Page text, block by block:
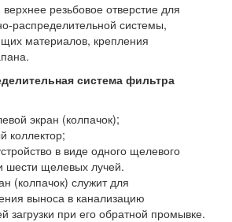
резьбовое отверстие для
распределительной системы,
материалов, крепления
система фильтра
экран (колпачок);
коллектор;
в виде одного щелевого
шести щелевых лучей.
(колпачок) служит для
выноса в канализацию
загрузки при его обратной промывке.